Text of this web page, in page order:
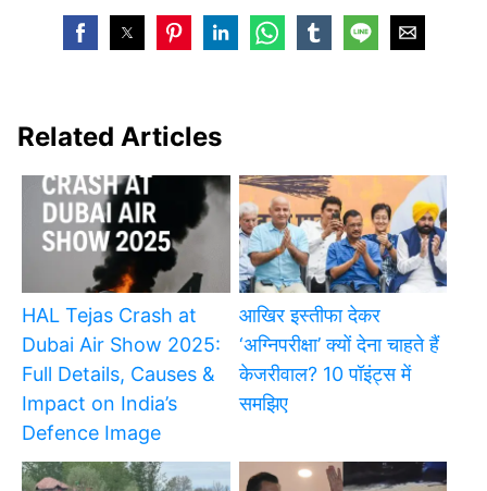
Related Articles
HAL Tejas Crash at
Dubai Air Show 2025:
Full Details, Causes &
Impact on India’s
Defence Image
आखिर इस्तीफा देकर
‘अग्निपरीक्षा’ क्यों देना चाहते हैं
केजरीवाल? 10 पॉइंट्स में
समझिए